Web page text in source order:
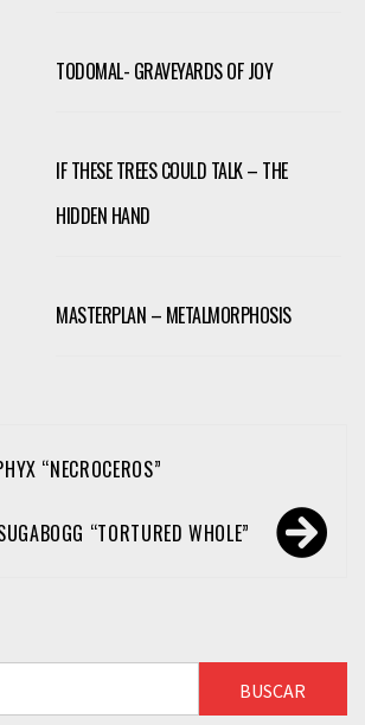
TODOMAL- GRAVEYARDS OF JOY
IF THESE TREES COULD TALK – THE
HIDDEN HAND
MASTERPLAN – METALMORPHOSIS
“NECROCEROS”
“TORTURED WHOLE”